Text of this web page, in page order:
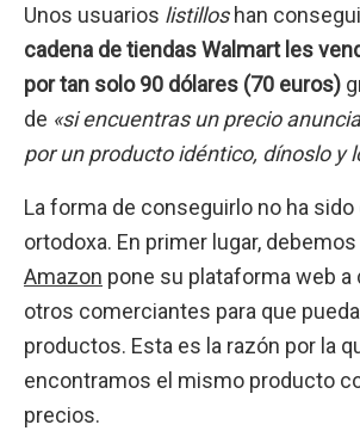
Unos usuarios listilloshan
cadena de tiendas Walmart les
por tan solo 90 dólares (70 euros)
de «si encuentras un precio
por un producto idéntico, dínoslo y
La forma de conseguirlo no ha
ortodoxa. En primer lugar,
Amazon pone su plataforma web
otros comerciantes para que
productos. Esta es la razón por la
encontramos el mismo producto
precios.